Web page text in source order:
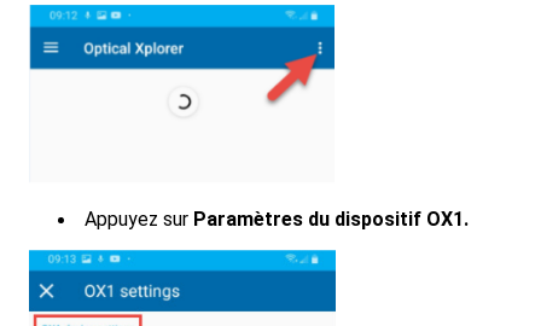
Appuyez sur Paramètres du dispositif OX1.